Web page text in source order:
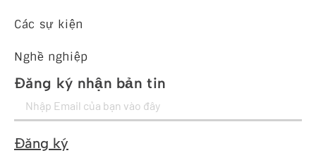
Các sự kiện
Nghề nghiệp
Đăng ký nhận bản tin
Đăng ký